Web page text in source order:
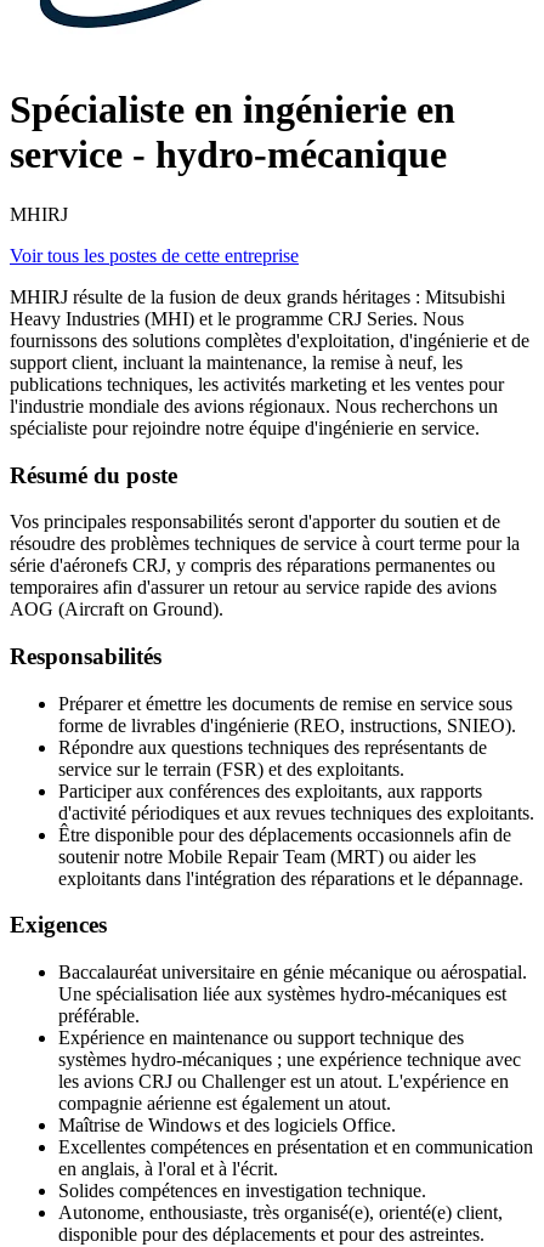
Spécialiste en ingénierie en
service - hydro-mécanique
MHIRJ
Voir tous les postes de cette entreprise
MHIRJ résulte de la fusion de deux grands héritages : Mitsubishi
Heavy Industries (MHI) et le programme CRJ Series. Nous
fournissons des solutions complètes d'exploitation, d'ingénierie et de
support client, incluant la maintenance, la remise à neuf, les
publications techniques, les activités marketing et les ventes pour
l'industrie mondiale des avions régionaux. Nous recherchons un
spécialiste pour rejoindre notre équipe d'ingénierie en service.
Résumé du poste
Vos principales responsabilités seront d'apporter du soutien et de
résoudre des problèmes techniques de service à court terme pour la
série d'aéronefs CRJ, y compris des réparations permanentes ou
temporaires afin d'assurer un retour au service rapide des avions
AOG (Aircraft on Ground).
Responsabilités
Préparer et émettre les documents de remise en service sous
forme de livrables d'ingénierie (REO, instructions, SNIEO).
Répondre aux questions techniques des représentants de
service sur le terrain (FSR) et des exploitants.
Participer aux conférences des exploitants, aux rapports
d'activité périodiques et aux revues techniques des exploitants.
Être disponible pour des déplacements occasionnels afin de
soutenir notre Mobile Repair Team (MRT) ou aider les
exploitants dans l'intégration des réparations et le dépannage.
Exigences
Baccalauréat universitaire en génie mécanique ou aérospatial.
Une spécialisation liée aux systèmes hydro-mécaniques est
préférable.
Expérience en maintenance ou support technique des
systèmes hydro-mécaniques ; une expérience technique avec
les avions CRJ ou Challenger est un atout. L'expérience en
compagnie aérienne est également un atout.
Maîtrise de Windows et des logiciels Office.
Excellentes compétences en présentation et en communication
en anglais, à l'oral et à l'écrit.
Solides compétences en investigation technique.
Autonome, enthousiaste, très organisé(e), orienté(e) client,
disponible pour des déplacements et pour des astreintes.